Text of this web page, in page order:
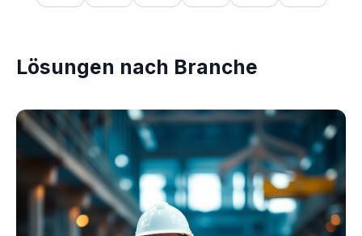
Lösungen nach Branche